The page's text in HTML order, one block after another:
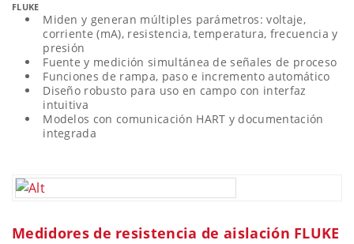
FLUKE
Miden y generan múltiples parámetros: voltaje,
corriente (mA), resistencia, temperatura, frecuencia y
presión
Fuente y medición simultánea de señales de proceso
Funciones de rampa, paso e incremento automático
Diseño robusto para uso en campo con interfaz
intuitiva
Modelos con comunicación HART y documentación
integrada
Medidores de resistencia de aislación FLUKE